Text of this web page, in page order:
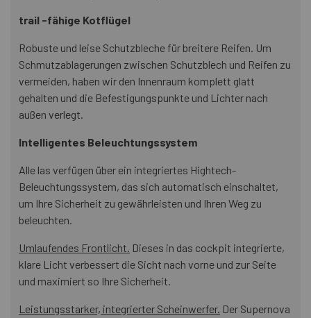
trail -fähige Kotflügel
Robuste und leise Schutzbleche für breitere Reifen. Um
Schmutzablagerungen zwischen Schutzblech und Reifen zu
vermeiden, haben wir den Innenraum komplett glatt
gehalten und die Befestigungspunkte und Lichter nach
außen verlegt.
Intelligentes Beleuchtungssystem
Alle las verfügen über ein integriertes Hightech-
Beleuchtungssystem, das sich automatisch einschaltet,
um Ihre Sicherheit zu gewährleisten und Ihren Weg zu
beleuchten.
Umlaufendes Frontlicht. Dieses in das cockpit integrierte,
klare Licht verbessert die Sicht nach vorne und zur Seite
und maximiert so Ihre Sicherheit.
Leistungsstarker, integrierter Scheinwerfer. Der Supernova